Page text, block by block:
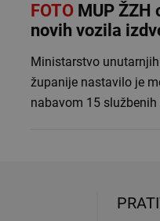
FOTOMUP ŽZH
novih vozila
Ministarstvo
županije nastavilo je
nabavom 15